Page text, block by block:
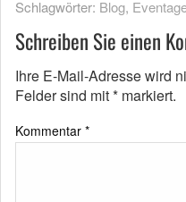
Schlagwörter: Blog,
Schreiben Sie einen
Ihre E-Mail-Adresse wird
Felder sind mit* markiert.
Kommentar *